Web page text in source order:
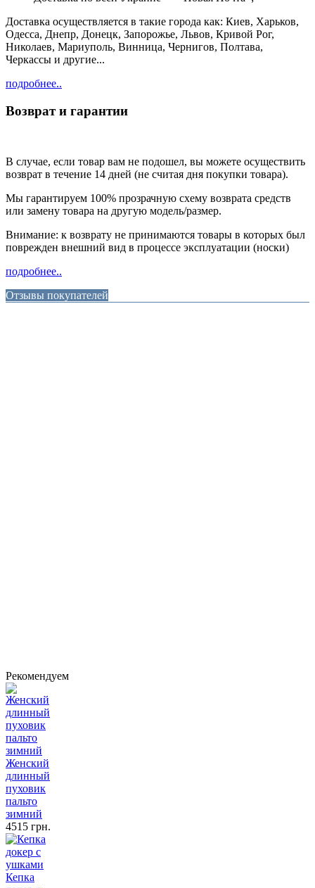
Доставка осуществляется в такие города как: Киев, Харьков,
Одесса, Днепр, Донецк, Запорожье, Львов, Кривой Рог,
Николаев, Мариуполь, Винница, Чернигов, Полтава,
Черкассы и другие...
подробнее..
Возврат и гарантии
В случае, если товар вам не подошел, вы можете осуществить
возврат в течение 14 дней (не считая дня покупки товара).
Мы гарантируем 100% прозрачную схему возврата средств
или замену товара на другую модель/размер.
Внимание: к возврату не принимаются товары в которых был
поврежден внешний вид в процессе эксплуатации (носки)
подробнее..
Отзывы покупателей
Рекомендуем
Женский
длинный
пуховик
пальто
зимний
4515 грн.
Кепка